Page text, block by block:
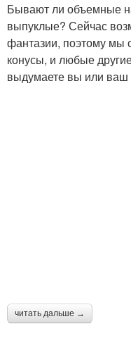
Бывают ли объемные
выпуклые? Сейчас
фантазии, поэтому мы
конусы, и любые
выдумаете вы или ваш
читать дальше →